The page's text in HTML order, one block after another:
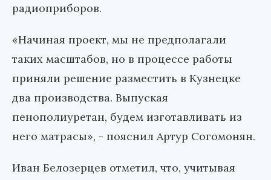
радиоприборов.
«Начиная проект, мы не предполагали
таких масштабов, но в процессе работы
приняли решение разместить в Кузнецке
два производства. Выпуская
пенополиуретан, будем изготавливать из
него матрасы», - пояснил Артур Согомонян.
Иван Белозерцев отметил, что, учитывая